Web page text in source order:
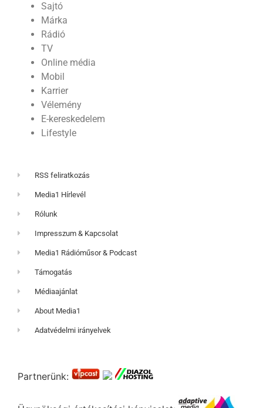
Sajtó
Márka
Rádió
TV
Online média
Mobil
Karrier
Vélemény
E-kereskedelem
Lifestyle
RSS feliratkozás
Media1 Hírlevél
Rólunk
Impresszum & Kapcsolat
Media1 Rádióműsor & Podcast
Támogatás
Médiaajánlat
About Media1
Adatvédelmi irányelvek
Partnerünk: